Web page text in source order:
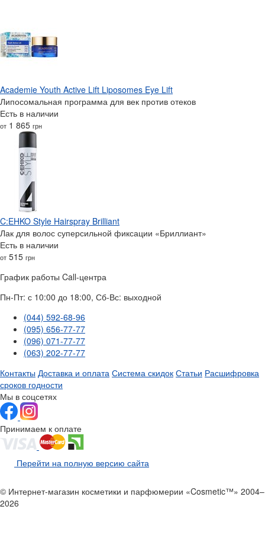
Academie Youth Active Lift Liposomes Eye Lift
Липосомальная программа для век против отеков
Есть в наличии
от 1 865 грн
C:EHKO Style Hairspray Brilliant
Лак для волос суперсильной фиксации «Бриллиант»‎
Есть в наличии
от 515 грн
График работы Call-центра
Пн-Пт: с 10:00 до 18:00, Сб-Вс: выходной
(044) 592-68-96
(095) 656-77-77
(096) 071-77-77
(063) 202-77-77
Контакты Доставка и оплата Система скидок Статьи Расшифровка
сроков годности
Мы в соцсетях
Принимаем к оплате
Перейти на полную версию сайта
© Интернет-магазин косметики и парфюмерии «Cosmetic™» 2004–
2026